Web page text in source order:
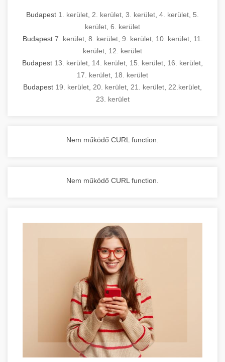
Budapest 1. kerület 2. kerület 3. kerület 4. kerület 5.
kerület 6. kerület
Budapest 7. kerület, 8. kerület, 9. kerület, 10. kerület, 11.
kerület 12. kerület
Budapest 13. kerület 14. kerület 15. kerület 16. kerület
17. kerület 18. kerület
Budapest 19. kerület 20. kerület 21. kerület 22.kerület
23. kerület
Nem működő CURL function.
Nem működő CURL function.